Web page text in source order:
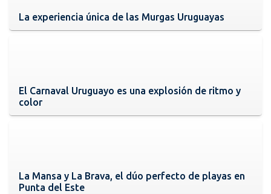
La experiencia única de las Murgas Uruguayas
El Carnaval Uruguayo es una explosión de ritmo y
color
La Mansa y La Brava, el dúo perfecto de playas en
Punta del Este